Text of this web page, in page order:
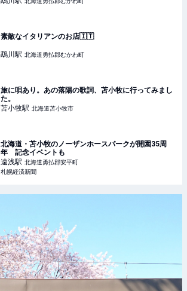
素敵なイタリアンのお店🇮🇹
鵡川駅 北海道勇払郡むかわ町
旅に唄あり。あの落陽の歌詞、苫小牧に行ってみまし
た。
苫小牧駅 北海道苫小牧市
北海道・苫小牧のノーザンホースパークが開園35周
年 記念イベントも
遠浅駅 北海道勇払郡安平町
札幌経済新聞